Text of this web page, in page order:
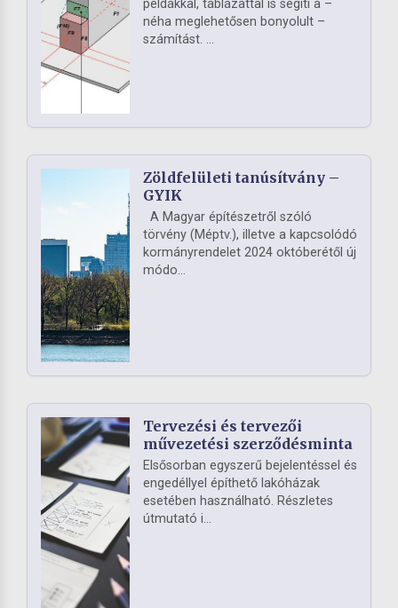
példákkal, táblázattal is segíti a –
néha meglehetősen bonyolult –
számítást. ...
Zöldfelületi tanúsítvány –
GYIK
A Magyar építészetről szóló
törvény (Méptv.), illetve a kapcsolódó
kormányrendelet 2024 októberétől új
módo...
Tervezési és tervezői
művezetési szerződésminta
Elsősorban egyszerű bejelentéssel és
engedéllyel építhető lakóházak
esetében használható. Részletes
útmutató i...